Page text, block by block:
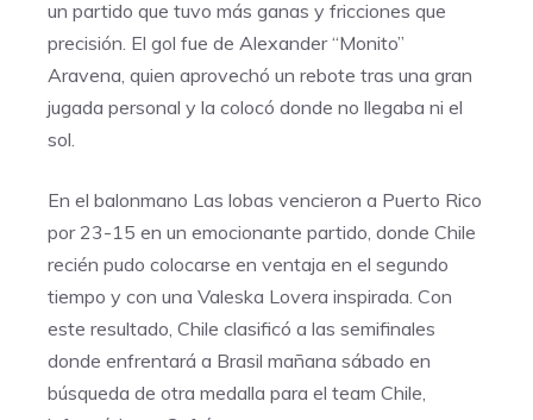
un partido que tuvo más ganas y fricciones que
precisión. El gol fue de Alexander “Monito”
Aravena, quien aprovechó un rebote tras una gran
jugada personal y la colocó donde no llegaba ni el
sol.
En el balonmano Las lobas vencieron a Puerto Rico
por 23-15 en un emocionante partido, donde Chile
recién pudo colocarse en ventaja en el segundo
tiempo y con una Valeska Lovera inspirada. Con
este resultado, Chile clasificó a las semifinales
donde enfrentará a Brasil mañana sábado en
búsqueda de otra medalla para el team Chile,